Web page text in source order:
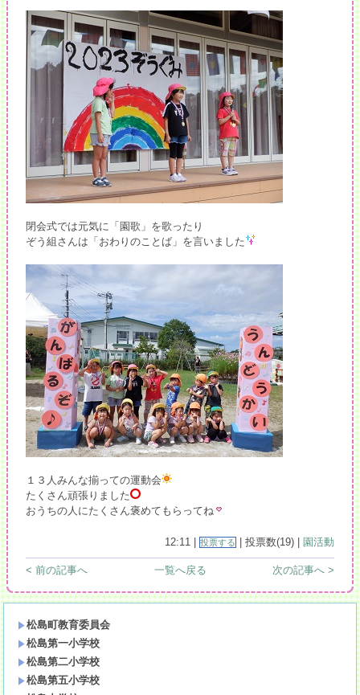
閉会式では元気に「園歌」を歌ったり
ぞう組さんは「おわりのことば」を言いました
１３人みんな揃っての運動会
たくさん頑張りました
おうちの人にたくさん褒めてもらってね
12:11 | 投票する | 投票数(19) | 園活動
< 前の記事へ 次の記事へ >
一覧へ戻る
松島町教育委員会
松島第一小学校
松島第二小学校
松島第五小学校